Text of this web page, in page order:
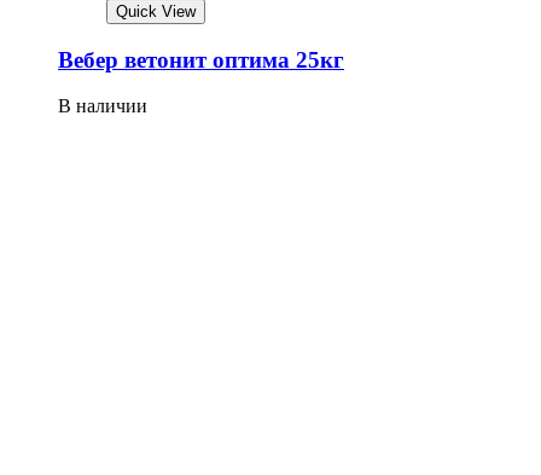
Quick View
Вебер ветонит оптима 25кг
В наличии